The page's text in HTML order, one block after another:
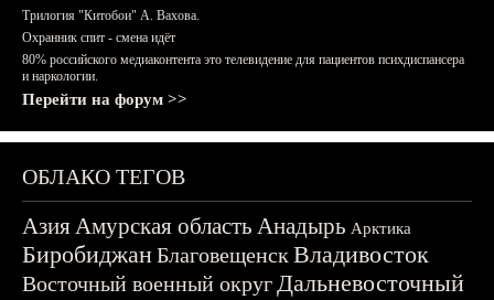
Трилогия "Китобои" А. Вахова.
Охранник спит - смена идёт
80% российского медиаконтента это телевидение для пациентов психдиспансера
и наркологии.
Перейти на форум >>
ОБЛАКО ТЕГОВ
АзияАмурская область Анадырь Арктика
БиробиджанБлаговещенскВладивосток
Восточный военный округДальневосточный